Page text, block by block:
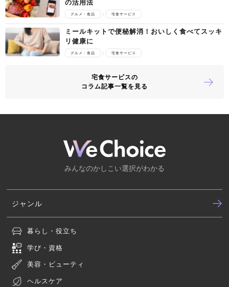
の活用法
グルメ・食品 宅食サービス
ミールキットで便秘解消！おいしく食べてスッキ
リ健康に
グルメ・食品 宅食サービス
宅食サービスの
コラム記事一覧を見る
みんなのかしこい選択がわかる
ジャンル
暮らし・役立ち
学び・資格
美容・ビューティ
ヘルスケア